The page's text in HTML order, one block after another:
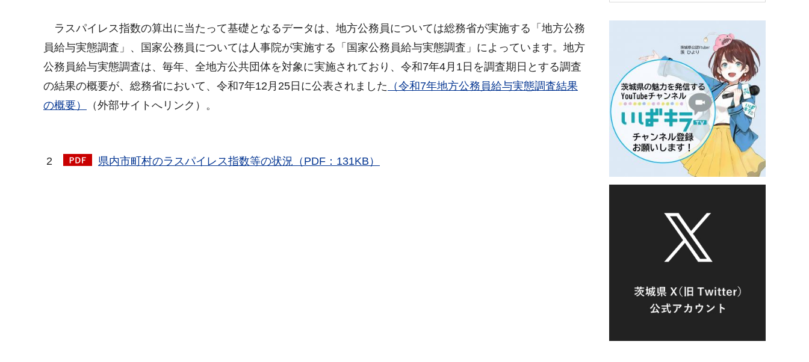
ラスパイレス指数の算出に当たって基礎となるデータは、地方公務員については総務省が実施する「地方公務
員給与実態調査」、国家公務員については人事院が実施する「国家公務員給与実態調査」によっています。地方
公務員給与実態調査は、毎年、全地方公共団体を対象に実施されており、令和7年4月1日を調査期日とする調査
の結果の概要が、総務省において、令和7年12月25日に公表されました （令和7年地方公務員給与実態調査結果
の概要） （外部サイトへリンク）。
2 県内市町村のラスパイレス指数等の状況（PDF：131KB）